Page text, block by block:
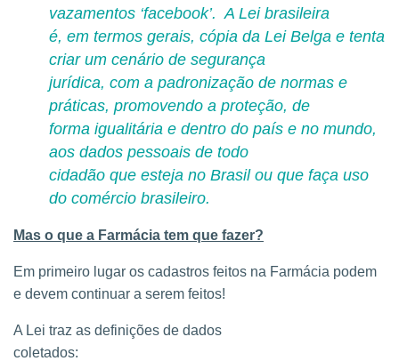
vazamentos ‘facebook’. A Lei brasileira
é, em termos gerais, cópia da Lei Belga e tenta
criar um cenário de segurança
jurídica, com a padronização de normas e
práticas, promovendo a proteção, de
forma igualitária e dentro do país e no mundo,
aos dados pessoais de todo
cidadão que esteja no Brasil ou que faça uso
do comércio brasileiro.
Mas o que a Farmácia tem que fazer?
Em primeiro lugar os cadastros feitos na Farmácia podem
e devem continuar a serem feitos!
A Lei traz as definições de dados
coletados: